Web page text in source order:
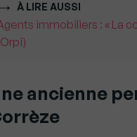
À LIRE AUSSI
immobiliers : « La
ancienne